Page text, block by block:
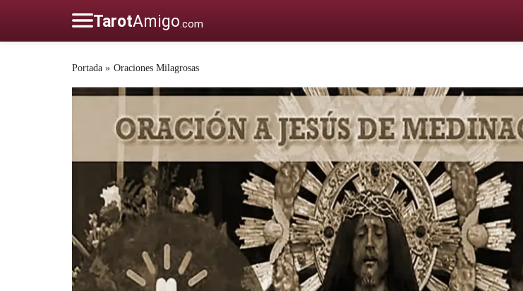
Portada » Oraciones Milagrosas